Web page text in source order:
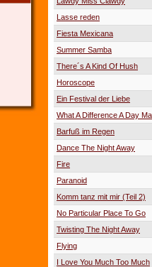
Lasse reden
Fiesta Mexicana
Summer Samba
There´s A Kind Of Hush
Horoscope
Ein Festival der Liebe
What A Difference A Day
Barfuß im Regen
Dance The Night Away
Fire
Paranoid
Komm tanz mit mir (Teil 2)
No Particular Place To Go
Twisting The Night Away
Flying
I Love You Much Too Much